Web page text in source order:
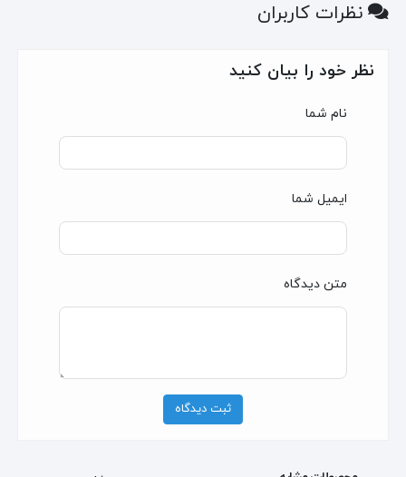
نظرات کاربران
نظر خود را بیان کنید
نام شما
ایمیل شما
متن دیدگاه
ثبت دیدگاه